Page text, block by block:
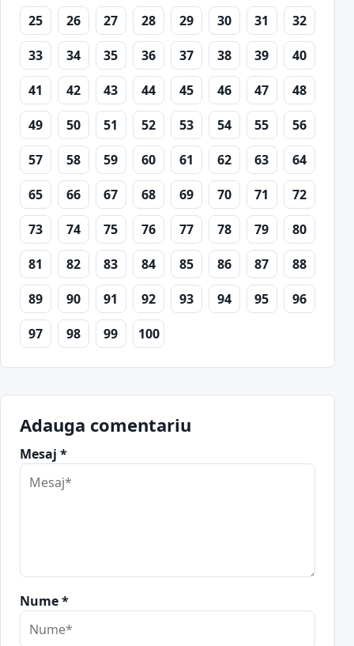
25
26 27 28 29 30 31
32
33
34 35 36 37 38 39
40
41
42 43 44 45 46 47
48
49
50 51 52 53 54 55
56
57
58 59 60 61 62 63
64
65
66 67 68 69 70 71
72
73
74 75 76 77 78 79
80
81
82 83 84 85 86 87
88
89
90 91 92 93 94 95
96
97
98 99 100
Adauga comentariu
Mesaj *
Nume *